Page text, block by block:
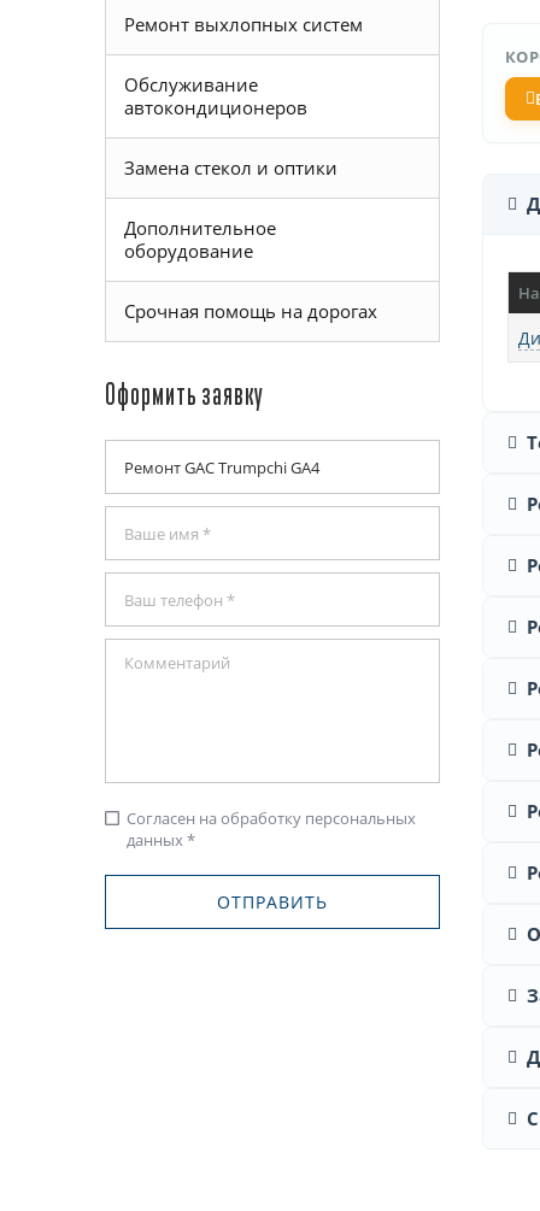
Ремонт выхлопных систем
Обслуживание
автокондиционеров
Замена стекол и оптики
Дополнительное
оборудование
Срочная помощь на дорогах
Оформить заявку
check_box_outline_blank Согласен на обработку персональных
данных *